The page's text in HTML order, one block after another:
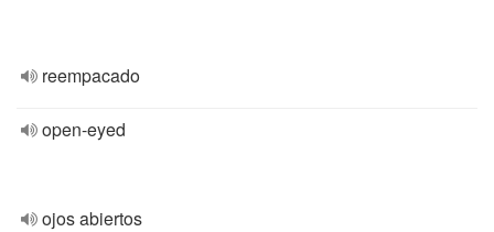
reempacado
open-eyed
ojos abiertos